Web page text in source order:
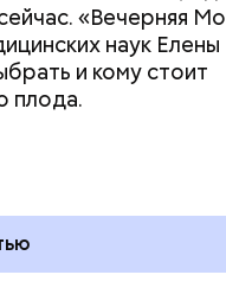
«Вечерняя
наук Елены
и кому стоит
плода.
продукт тоже
— Он может
слизистые